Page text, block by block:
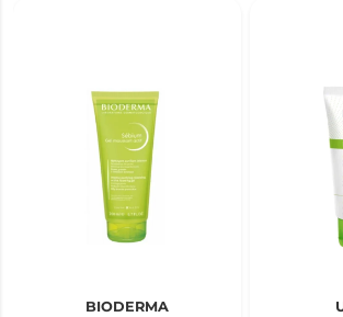
BIODERMA